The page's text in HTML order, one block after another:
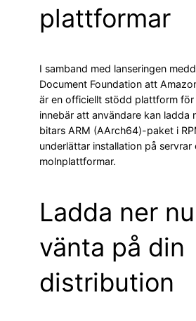
plattformar
I samband med lanseringen
Document Foundation att
är en officiellt stödd plattform för
innebär att användare kan ladda
bitars ARM (AArch64)-paket i
underlättar installation på servrar
molnplattformar.
Ladda ner
vänta på din
distribution